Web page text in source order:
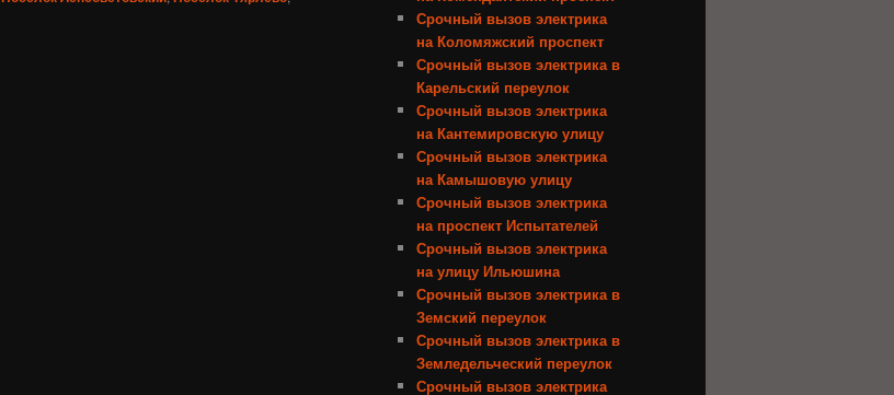
Срочный вызов электрика
на Коломяжский проспект
Срочный вызов электрика в
Карельский переулок
Срочный вызов электрика
на Кантемировскую улицу
Срочный вызов электрика
на Камышовую улицу
Срочный вызов электрика
на проспект Испытателей
Срочный вызов электрика
на улицу Ильюшина
Срочный вызов электрика в
Земский переулок
Срочный вызов электрика в
Земледельческий переулок
Срочный вызов электрика